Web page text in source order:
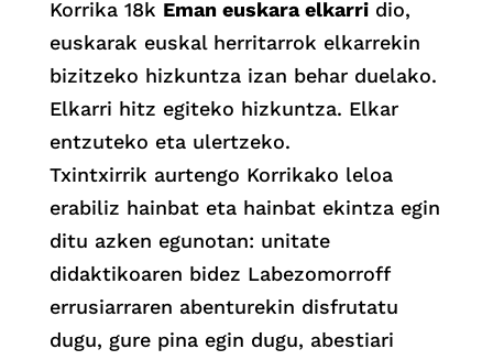
Korrika 18k Eman euskara elkarridio,
euskarak euskal herritarrok elkarrekin
bizitzeko hizkuntza izan behar duelako.
Elkarri hitz egiteko hizkuntza. Elkar
entzuteko eta ulertzeko.
Txintxirrik aurtengo Korrikako leloa
erabiliz hainbat eta hainbat ekintza egin
ditu azken egunotan: unitate
didaktikoaren bidez Labezomorroff
errusiarraren abenturekin disfrutatu
dugu, gure pina egin dugu, abestiari